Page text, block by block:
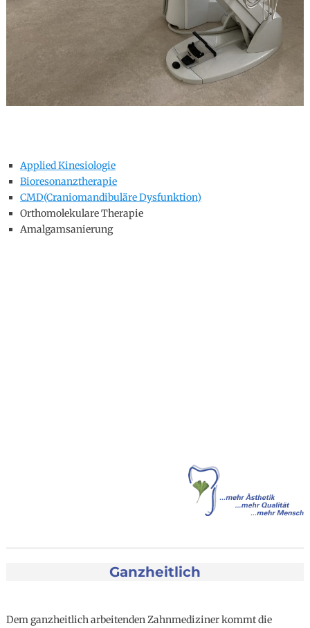
Applied Kinesiologie
Bioresonanztherapie
CMD(Craniomandibuläre Dysfunktion)
Orthomolekulare Therapie
Amalgamsanierung
Ganzheitlich
Dem ganzheitlich arbeitenden Zahnmediziner kommt die